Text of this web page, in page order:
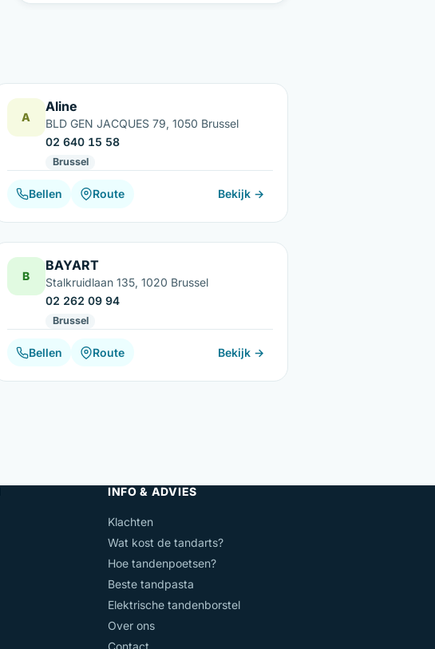
A
Aline
BLD GEN JACQUES 79, 1050 Brussel
02 640 15 58
Brussel
Bellen Route Bekijk →
B
BAYART
Stalkruidlaan 135, 1020 Brussel
02 262 09 94
Brussel
Bellen Route Bekijk →
INFO & ADVIES
Klachten
Wat kost de tandarts?
Hoe tandenpoetsen?
Beste tandpasta
Elektrische tandenborstel
Over ons